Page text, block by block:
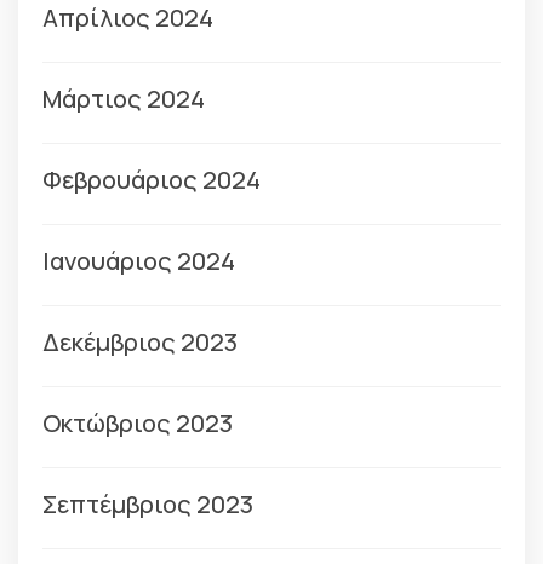
Απρίλιος 2024
Μάρτιος 2024
Φεβρουάριος 2024
Ιανουάριος 2024
Δεκέμβριος 2023
Οκτώβριος 2023
Σεπτέμβριος 2023